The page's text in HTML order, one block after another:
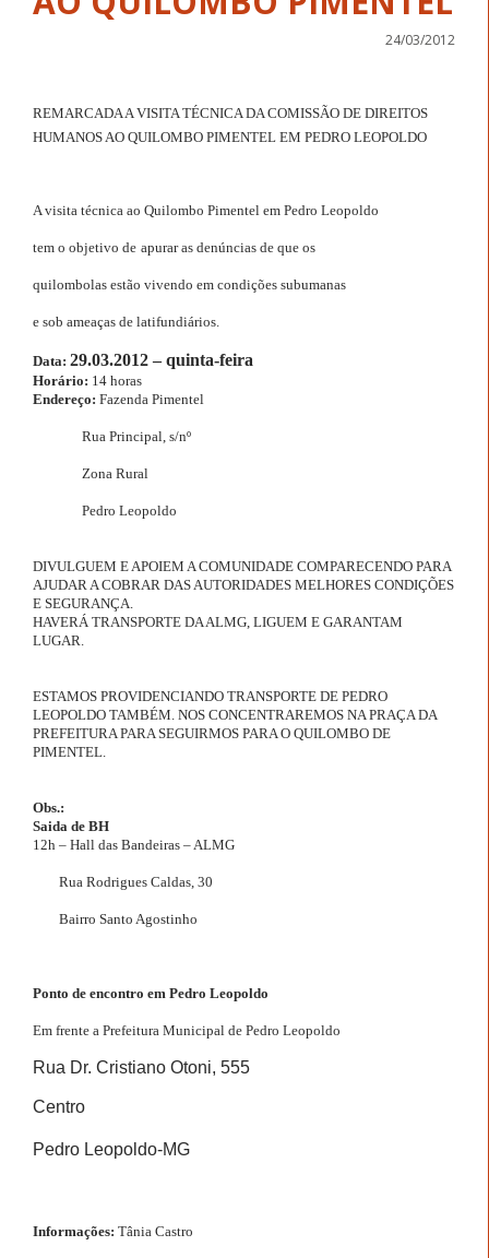
24/03/2012
REMARCADA A VISITA TÉCNICA DA COMISSÃO DE DIREITOS
HUMANOS AO QUILOMBO PIMENTEL EM PEDRO LEOPOLDO
A visita técnica ao Quilombo Pimentel em Pedro Leopoldo
tem o objetivo de apurar as denúncias de que os
quilombolas estão vivendo em condições subumanas
e sob ameaças de latifundiários.
Data: 29.03.2012 – quinta-feira
Horário: 14 horas
Endereço: Fazenda Pimentel
Rua Principal, s/nº
Zona Rural
Pedro Leopoldo
DIVULGUEM E APOIEM A COMUNIDADE COMPARECENDO PARA
AJUDAR A COBRAR DAS AUTORIDADES MELHORES CONDIÇÕES
E SEGURANÇA.
HAVERÁ TRANSPORTE DA ALMG, LIGUEM E GARANTAM
LUGAR.
ESTAMOS PROVIDENCIANDO TRANSPORTE DE PEDRO
LEOPOLDO TAMBÉM. NOS CONCENTRAREMOS NA PRAÇA DA
PREFEITURA PARA SEGUIRMOS PARA O QUILOMBO DE
PIMENTEL.
Obs.:
Saida de BH
12h – Hall das Bandeiras – ALMG
Rua Rodrigues Caldas, 30
Bairro Santo Agostinho
Ponto de encontro em Pedro Leopoldo
Em frente a Prefeitura Municipal de Pedro Leopoldo
Rua Dr. Cristiano Otoni, 555
Centro
Pedro Leopoldo-MG
Informações: Tânia Castro